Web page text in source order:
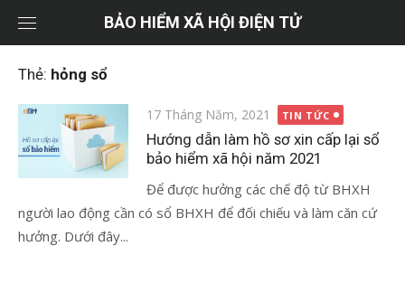
dung
BẢO HIỂM XÃ HỘI ĐIỆN TỬ
Thẻ: hỏng sổ
Đăng
vào
17 Tháng Năm, 2021 TIN TỨC
Hướng dẫn làm hồ sơ xin cấp lại sổ
bảo hiểm xã hội năm 2021
Để được hưởng các chế độ từ BHXH
người lao động cần có sổ BHXH để đối chiếu và làm căn cứ
hưởng. Dưới đây...